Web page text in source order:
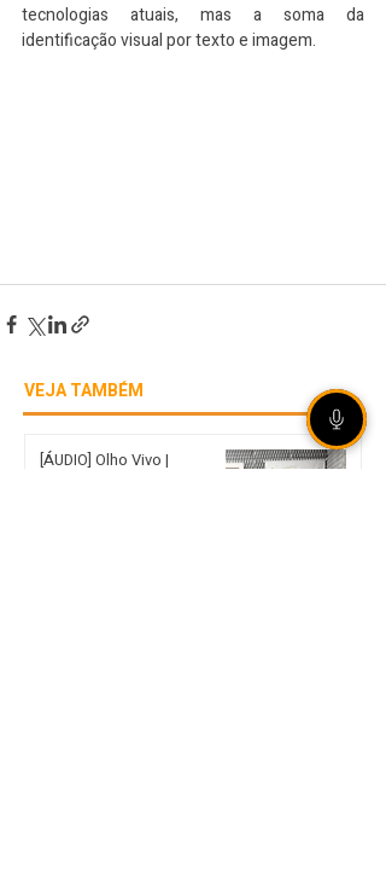
tecnologias atuais, mas a soma da
identificação visual por texto e imagem.
VEJA TAMBÉM
[ÁUDIO] Olho Vivo |